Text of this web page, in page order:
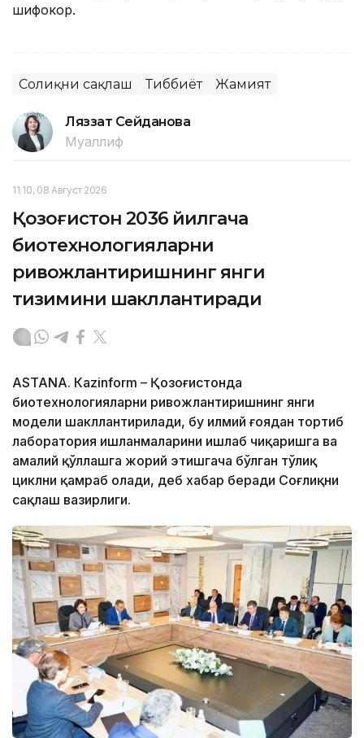
шифокор.
Соғлиқни сақлаш Тиббиёт Жамият
Ляззат Сейданова
Муаллиф
11:10, 08 Август 2026
Қозоғистон 2036 йилгача
биотехнологияларни
ривожлантиришнинг янги
тизимини шакллантиради
ASTANА. Кazinform – Қозоғистонда
биотехнологияларни ривожлантиришнинг янги
модели шакллантирилади, бу илмий ғоядан тортиб
лаборатория ишланмаларини ишлаб чиқаришга ва
амалий қўллашга жорий этишгача бўлган тўлиқ
циклни қамраб олади, деб хабар беради Соғлиқни
сақлаш вазирлиги.